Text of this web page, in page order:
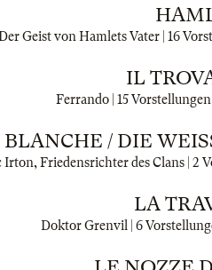
Geist von Hamlets Vater | 16
IL
Ferrando | 15 Vorstellungen |
/ DIE
Irton, Friedensrichter des Clans | 2
LA
Doktor Grenvil | 6